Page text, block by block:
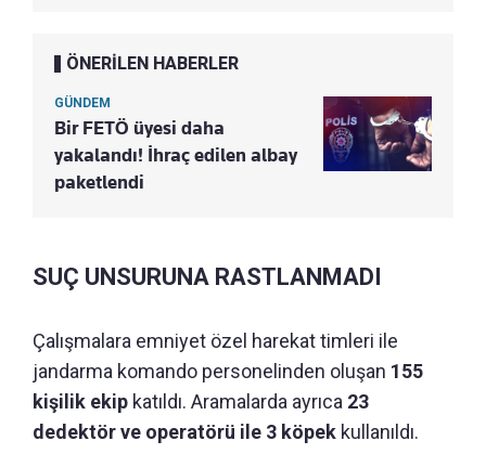
ÖNERİLEN HABERLER
GÜNDEM
Bir FETÖ üyesi daha
yakalandı! İhraç edilen albay
paketlendi
SUÇ UNSURUNA RASTLANMADI
Çalışmalara emniyet özel harekat timleri ile
jandarma komando personelinden oluşan 155
kişilik ekip katıldı. Aramalarda ayrıca 23
dedektör ve operatörü ile 3 köpek kullanıldı.